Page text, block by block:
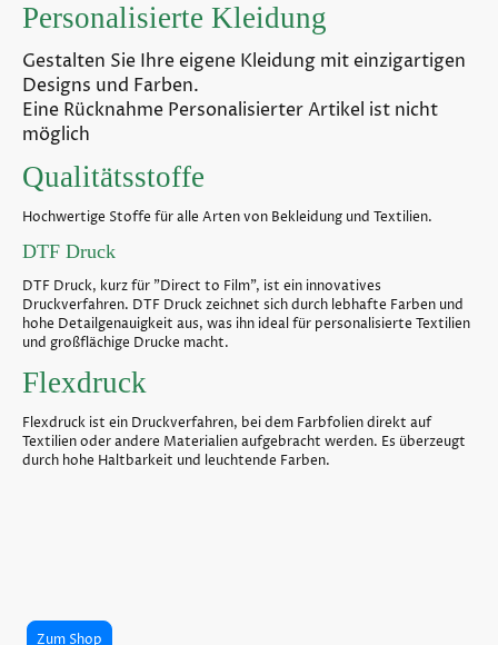
Personalisierte Kleidung
Gestalten Sie Ihre eigene Kleidung mit einzigartigen
Designs und Farben.
Eine Rücknahme Personalisierter Artikel ist nicht
möglich
Qualitätsstoffe
Hochwertige Stoffe für alle Arten von Bekleidung und Textilien.
DTF Druck
DTF Druck, kurz für "Direct to Film", ist ein innovatives
Druckverfahren. DTF Druck zeichnet sich durch lebhafte Farben und
hohe Detailgenauigkeit aus, was ihn ideal für personalisierte Textilien
und großflächige Drucke macht.
Flexdruck
Flexdruck ist ein Druckverfahren, bei dem Farbfolien direkt auf
Textilien oder andere Materialien aufgebracht werden. Es überzeugt
durch hohe Haltbarkeit und leuchtende Farben.
Zum Shop